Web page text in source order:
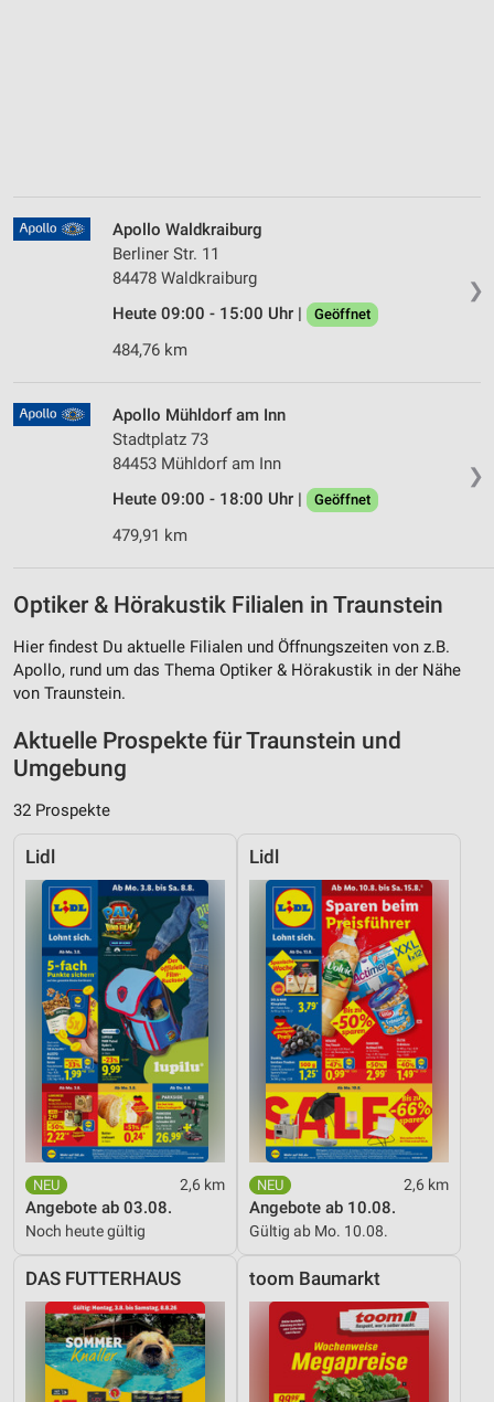
❯
Apollo Waldkraiburg
Berliner Str. 11
84478 Waldkraiburg
Heute 09:00 - 15:00 Uhr |
Geöffnet
484,76 km
❯
Apollo Mühldorf am Inn
Stadtplatz 73
84453 Mühldorf am Inn
Heute 09:00 - 18:00 Uhr |
Geöffnet
479,91 km
Optiker & Hörakustik Filialen in Traunstein
Hier findest Du aktuelle Filialen und Öffnungszeiten von z.B.
Apollo, rund um das Thema Optiker & Hörakustik in der Nähe
von Traunstein.
Aktuelle Prospekte für Traunstein und
Umgebung
32 Prospekte
Lidl
2,6 km
Angebote ab 03.08.
Noch heute gültig
Lidl
2,6 km
Angebote ab 10.08.
Gültig ab Mo. 10.08.
DAS FUTTERHAUS toom Baumarkt